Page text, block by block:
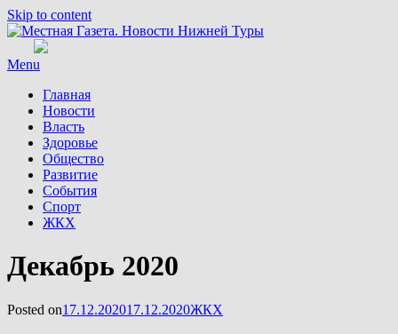
Skip to content
Menu
Главная
Новости
Власть
Здоровье
Общество
Развитие
События
Спорт
ЖКХ
Месяц
:
Декабрь 2020
Posted on17.12.202017.12.2020ЖКХ